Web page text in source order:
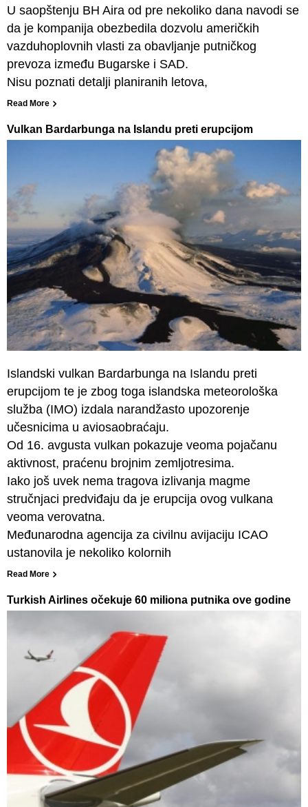
U saopštenju BH Aira od pre nekoliko dana navodi se
da je kompanija obezbedila dozvolu američkih
vazduhoplovnih vlasti za obavljanje putničkog
prevoza između Bugarske i SAD.
Nisu poznati detalji planiranih letova,
Read More
Vulkan Bardarbunga na Islandu preti erupcijom
Islandski vulkan Bardarbunga na Islandu preti
erupcijom te je zbog toga islandska meteorološka
služba (IMO) izdala narandžasto upozorenje
učesnicima u aviosaobraćaju.
Od 16. avgusta vulkan pokazuje veoma pojačanu
aktivnost, praćenu brojnim zemljotresima.
Iako još uvek nema tragova izlivanja magme
stručnjaci predviđaju da je erupcija ovog vulkana
veoma verovatna.
Međunarodna agencija za civilnu avijaciju ICAO
ustanovila je nekoliko kolornih
Read More
Turkish Airlines očekuje 60 miliona putnika ove godine